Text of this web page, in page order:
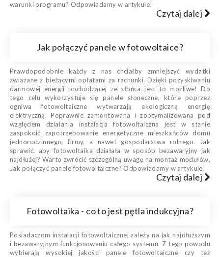
warunki programu? Odpowiadamy w artykule!
Czytaj dalej
Jak połączyć panele w fotowoltaice?
Prawdopodobnie każdy z nas chciałby zmniejszyć wydatki
związane z bieżącymi opłatami za rachunki. Dzięki pozyskiwaniu
darmowej energii pochodzącej ze słońca jest to możliwe! Do
tego celu wykorzystuje się panele słoneczne, które poprzez
ogniwa fotowoltaiczne wytwarzają ekologiczną energię
elektryczną. Poprawnie zamontowana i zoptymalizowana pod
względem działania instalacja fotowoltaiczna jest w stanie
zaspokoić zapotrzebowanie energetyczne mieszkańców domu
jednorodzinnego, firmy, a nawet gospodarstwa rolnego. Jak
sprawić, aby fotowoltaika działała w sposób bezawaryjny jak
najdłużej? Warto zwrócić szczególną uwagę na montaż modułów.
Jak połączyć panele fotowoltaiczne? Odpowiadamy w artykule!
Czytaj dalej
Fotowoltaika - co to jest pętla indukcyjna?
Posiadaczom instalacji fotowoltaicznej zależy na jak najdłuższym
i bezawaryjnym funkcjonowaniu całego systemu. Z tego powodu
wybierają wysokiej jakości panele fotowoltaiczne czy też